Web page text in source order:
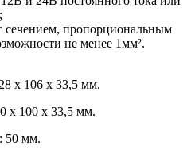
сечением, пропорциональным
не менее 1мм².
x 106 x 33,5 мм.
x 100 x 33,5 мм.
50 мм.